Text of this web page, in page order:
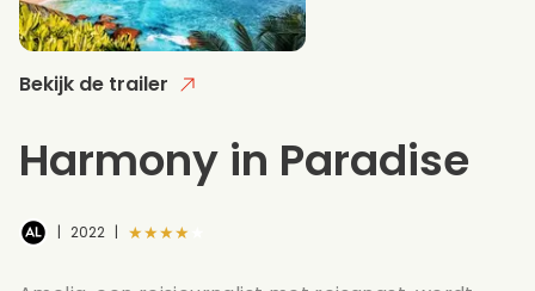
Bekijk de trailer
Harmony in Paradise
| 2022 | ★★★★★